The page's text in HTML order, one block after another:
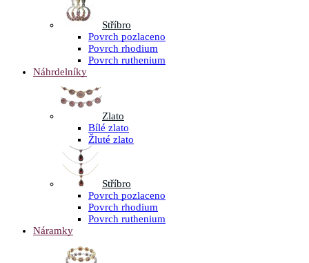
Stříbro
Povrch pozlaceno
Povrch rhodium
Povrch ruthenium
Náhrdelníky
Zlato
Bílé zlato
Žluté zlato
Stříbro
Povrch pozlaceno
Povrch rhodium
Povrch ruthenium
Náramky